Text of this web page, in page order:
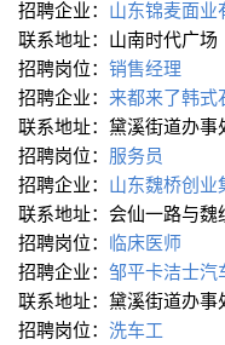
招聘企业： 山东锦麦面业
联系地址：山南时代广场
招聘岗位： 销售经理
招聘企业： 来都来了韩式
联系地址：黛溪街道办
招聘岗位： 服务员
招聘企业： 山东魏桥创业
联系地址：会仙一路与
招聘岗位： 临床医师
招聘企业： 邹平卡洁士汽
联系地址：黛溪街道办
招聘岗位： 洗车工